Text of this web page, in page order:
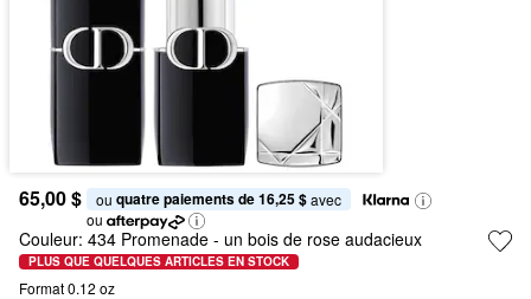
65,00 $ ou quatre paiements de 16,25 $ avec
ou
Couleur: 434 Promenade - un bois de rose audacieux
PLUS QUE QUELQUES ARTICLES EN STOCK
Format 0.12 oz